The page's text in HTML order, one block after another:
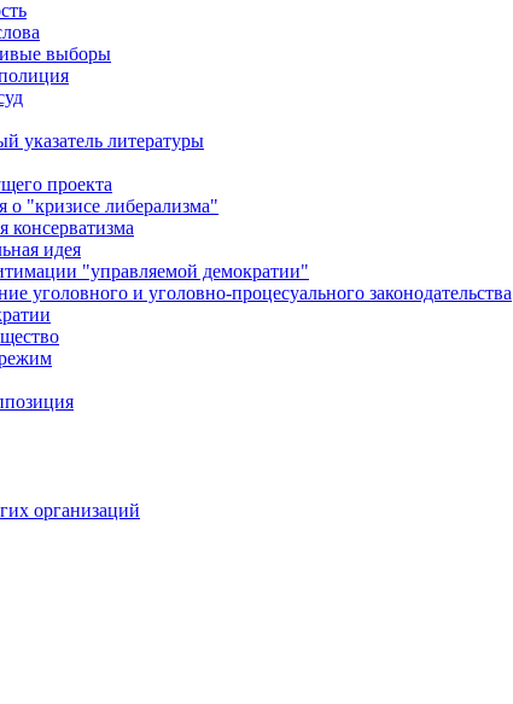
выборы
указатель литературы
проекта
о "кризисе либерализма"
консерватизма
идея
"управляемой демократии"
уголовного и уголовно-процесуального законодательства
организаций